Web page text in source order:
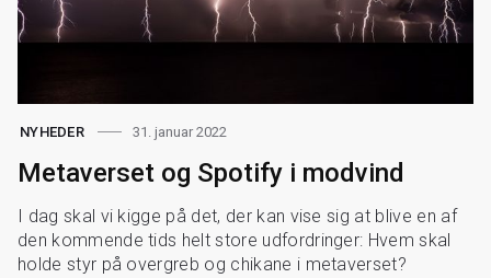
NYHEDER 31. januar 2022
Metaverset og Spotify i modvind
I dag skal vi kigge på det, der kan vise sig at blive en af
den kommende tids helt store udfordringer: Hvem skal
holde styr på overgreb og chikane i metaverset?